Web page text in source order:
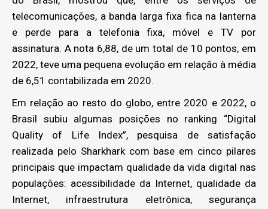
telecomunicações, a banda larga fixa fica na lanterna
e perde para a telefonia fixa, móvel e TV por
assinatura. A nota 6,88, de um total de 10 pontos, em
2022, teve uma pequena evolução em relação à média
de 6,51 contabilizada em 2020.
Em relação ao resto do globo, entre 2020 e 2022, o
Brasil subiu algumas posições no ranking “Digital
Quality of Life Index”, pesquisa de satisfação
realizada pelo Sharkhark com base em cinco pilares
principais que impactam qualidade da vida digital nas
populações: acessibilidade da Internet, qualidade da
Internet, infraestrutura eletrônica, segurança